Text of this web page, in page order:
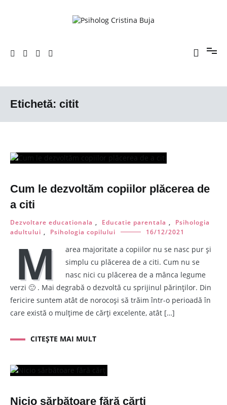
Etichetă: citit
Cum le dezvoltăm copiilor plăcerea de
a citi
Dezvoltare educationala , Educatie parentala ,
Psihologia
adultului , Psihologia copilului 16/12/2021
M
area majoritate a copiilor nu se nasc pur și
simplu cu plăcerea de a citi. Cum nu se
nasc nici cu plăcerea de a mânca legume
verzi 🙂 . Mai degrabă o dezvoltă cu sprijinul părinților. Din
fericire suntem atât de norocoși să trăim într-o perioadă în
care există o mulțime de cărți excelente, atât […]
CITEȘTE MAI MULT
Nicio sărbătoare fără cărți